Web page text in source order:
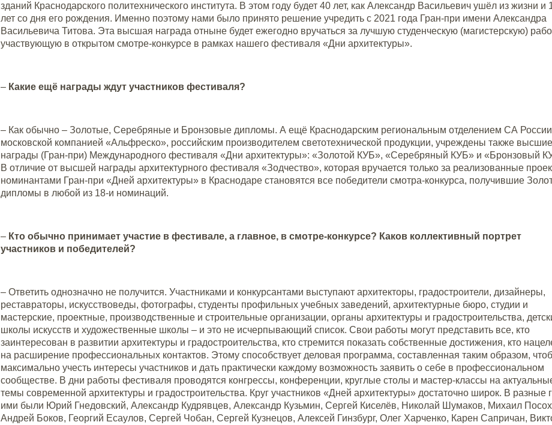
зданий Краснодарского политехнического института. В этом году будет 40 лет, как Александр Васильевич ушёл из жизни и
лет со дня его рождения. Именно поэтому нами было принято решение учредить с 2021 года Гран-при имени Александра
Васильевича Титова. Эта высшая награда отныне будет ежегодно вручаться за лучшую студенческую (магистерскую)
участвующую в открытом смотре-конкурсе в рамках нашего фестиваля «Дни архитектуры».
– Какие ещё награды ждут участников фестиваля?
– Как обычно – Золотые, Серебряные и Бронзовые дипломы. А ещё Краснодарским региональным отделением СА
московской компанией «Альфреско», российским производителем светотехнической продукции, учреждены также высшие
награды (Гран-при) Международного фестиваля «Дни архитектуры»: «Золотой КУБ», «Серебряный КУБ» и «Бронзовый
В отличие от высшей награды архитектурного фестиваля «Зодчество», которая вручается только за реализованные
номинантами Гран-при «Дней архитектуры» в Краснодаре становятся все победители смотра-конкурса, получившие
дипломы в любой из 18-и номинаций.
– Кто обычно принимает участие в фестивале, а главное, в смотре-конкурсе? Каков коллективный портрет
участников и победителей?
– Ответить однозначно не получится. Участниками и конкурсантами выступают архитекторы, градостроители, дизайнеры,
реставраторы, искусствоведы, фотографы, студенты профильных учебных заведений, архитектурные бюро, студии и
мастерские, проектные, производственные и строительные организации, органы архитектуры и градостроительства,
школы искусств и художественные школы – и это не исчерпывающий список. Свои работы могут представить все, кто
заинтересован в развитии архитектуры и градостроительства, кто стремится показать собственные достижения, кто
на расширение профессиональных контактов. Этому способствует деловая программа, составленная таким образом,
максимально учесть интересы участников и дать практически каждому возможность заявить о себе в профессиональном
сообществе. В дни работы фестиваля проводятся конгрессы, конференции, круглые столы и мастер-классы на
темы современной архитектуры и градостроительства. Круг участников «Дней архитектуры» достаточно широк. В разные
ими были Юрий Гнедовский, Александр Кудрявцев, Александр Кузьмин, Сергей Киселёв, Николай Шумаков, Михаил
Андрей Боков, Георгий Есаулов, Сергей Чобан, Сергей Кузнецов, Алексей Гинзбург, Олег Харченко, Карен Сапричан,